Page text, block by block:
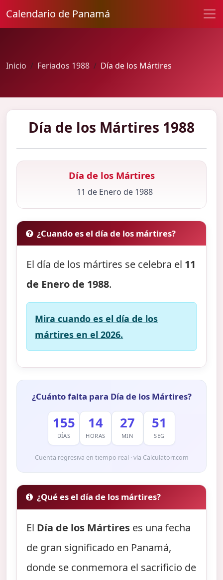
Calendario de Panamá
Inicio Feriados 1988 Día de los Mártires
Día de los Mártires 1988
Día de los Mártires
11 de Enero de 1988
¿Cuando es el día de los mártires?
El día de los mártires se celebra el 11
de Enero de 1988.
Mira cuando es el día de los
mártires en el 2026.
¿Cuánto falta para Día de los Mártires?
155
DÍAS
14
HORAS
27
MIN
50
SEG
Cuenta regresiva en tiempo real · vía Calculatorr.com
¿Qué es el día de los mártires?
El Día de los Mártires es una fecha
de gran significado en Panamá,
donde se conmemora el sacrificio de